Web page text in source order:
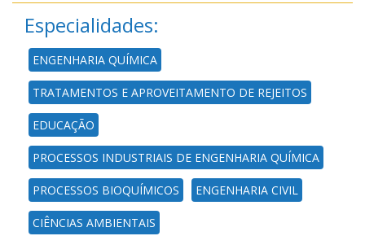
Especialidades:
ENGENHARIA QUÍMICA
TRATAMENTOS E APROVEITAMENTO DE REJEITOS
EDUCAÇÃO
PROCESSOS INDUSTRIAIS DE ENGENHARIA QUÍMICA
PROCESSOS BIOQUÍMICOS ENGENHARIA CIVIL
CIÊNCIAS AMBIENTAIS